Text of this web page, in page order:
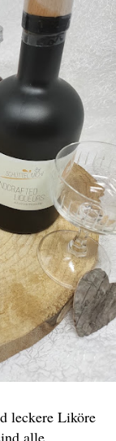
leckere Liköre
alle